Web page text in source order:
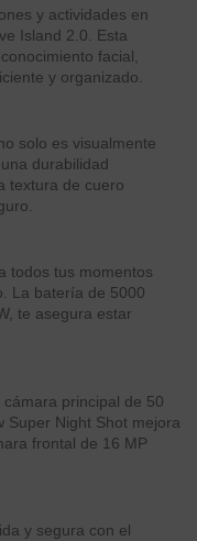
y actividades en
Island 2.0. Esta
facial,
y organizado.
solo es visualmente
durabilidad
textura de cuero
todos tus momentos
La batería de 5000
te asegura estar
principal de 50
Super Night Shot mejora
frontal de 16 MP
y segura con el